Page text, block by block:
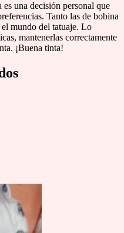
una decisión personal que
Tanto las de bobina
mundo del tatuaje. Lo
mantenerlas correctamente
¡Buena tinta!